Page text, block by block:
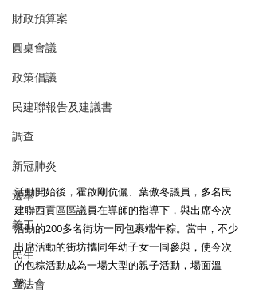
財政預算案
圓桌會議
政策倡議
民建聯報告及建議書
調查
新冠肺炎
選舉
義工
民生
立法會
活動開始後，霍啟剛伉儷、葉傲冬議員，多名民
建聯西貢區區議員在導師的指導下，與出席今次
活動的200多名街坊一同包裹端午粽。當中，不少
出席活動的街坊攜同年幼子女一同參與，使今次
的包粽活動成為一場大型的親子活動，場面溫
馨。